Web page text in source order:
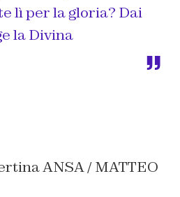
lì per la gloria? Dai
la Divina
ANSA / MATTEO